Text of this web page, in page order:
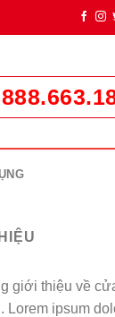
giới thiệu về
Lorem ipsum